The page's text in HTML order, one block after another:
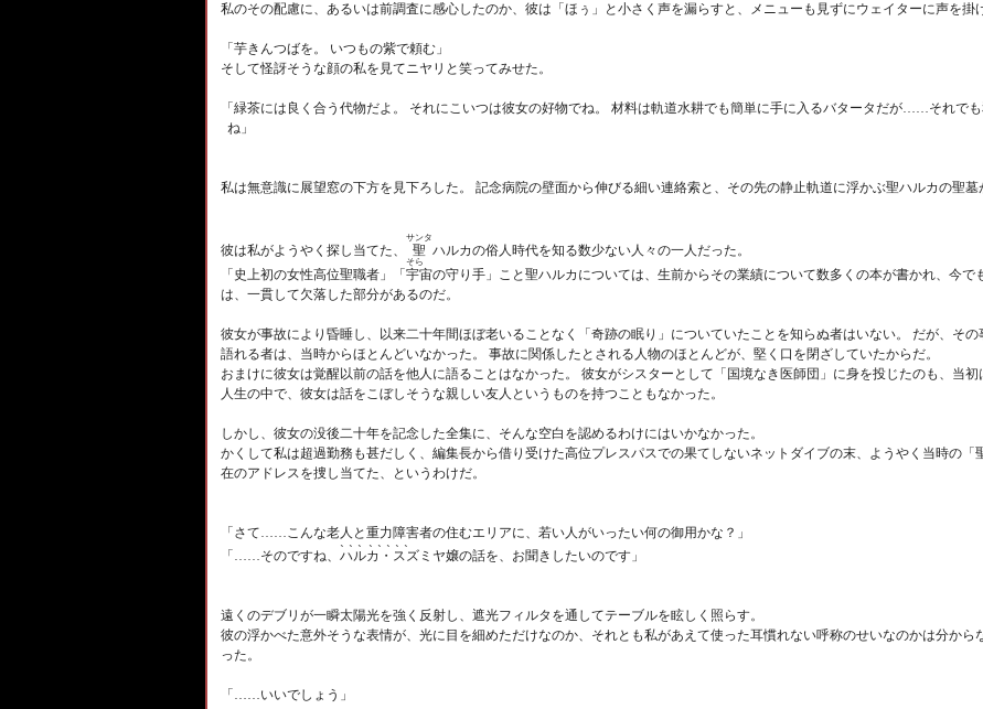
私のその配慮に、あるいは前調査に感心したのか、彼は「ほぅ」と小さく声を漏らすと、メニューも見ずにウェイターに声を掛
「芋きんつばを。 いつもの紫で頼む」
そして怪訝そうな顔の私を見てニヤリと笑ってみせた。
「緑茶には良く合う代物だよ。 それにこいつは彼女の好物でね。 材料は軌道水耕でも簡単に手に入るバタータだが……それで
ね」
私は無意識に展望窓の下方を見下ろした。 記念病院の壁面から伸びる細い連絡索と、その先の静止軌道に浮かぶ聖ハルカの聖墓
彼は私がようやく探し当てた、 聖
サンタ
ハルカの俗人時代を知る数少ない人々の一人だった。
「史上初の女性高位聖職者」「宇宙
そら
の守り手」こと聖ハルカについては、生前からその業績について数多くの本が書かれ、今
は、一貫して欠落した部分があるのだ。
彼女が事故により昏睡し、以来二十年間ほぼ老いることなく「奇跡の眠り」についていたことを知らぬ者はいない。 だが、そ
語れる者は、当時からほとんどいなかった。 事故に関係したとされる人物のほとんどが、堅く口を閉ざしていたからだ。
おまけに彼女は覚醒以前の話を他人に語ることはなかった。 彼女がシスターとして「国境なき医師団」に身を投じたのも、当
人生の中で、彼女は話をこぼしそうな親しい友人というものを持つこともなかった。
しかし、彼女の没後二十年を記念した全集に、そんな空白を認めるわけにはいかなかった。
かくして私は超過勤務も甚だしく、編集長から借り受けた高位プレスパスでの果てしないネットダイブの末、ようやく当時の
在のアドレスを捜し当てた、というわけだ。
「さて……こんな老人と重力障害者の住むエリアに、若い人がいったい何の御用かな？」
「……そのですね、 ハルカ・スズミヤ嬢
、、、 、、、、、
の話を、お聞きしたいのです」
遠くのデブリが一瞬太陽光を強く反射し、遮光フィルタを通してテーブルを眩しく照らす。
彼の浮かべた意外そうな表情が、光に目を細めただけなのか、それとも私があえて使った耳慣れない呼称のせいなのかは分か
った。
「……いいでしょう」